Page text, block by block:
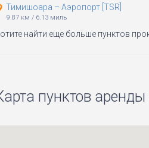
Тимишоара – Аэропорт [TSR]
9.87 км / 6.13 миль
найти еще больше пунктов
пунктов